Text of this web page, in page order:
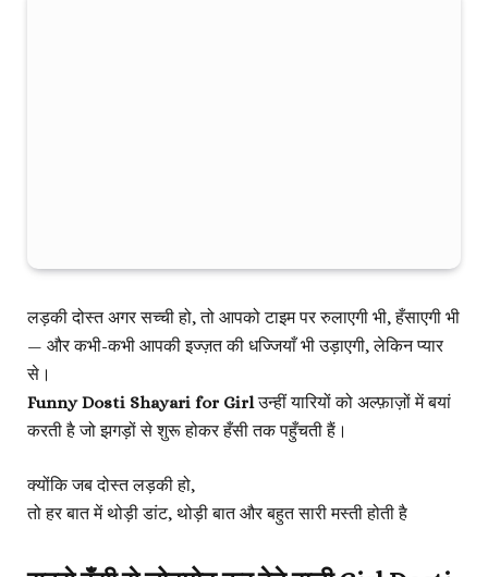
लड़की दोस्त अगर सच्ची हो,तो आपको टाइम पर रुलाएगी भी, हँसाएगी भी
— और कभी-कभी आपकी इज्ज़त की धज्जियाँ भी उड़ाएगी, लेकिन प्यार
से।
Funny Dosti Shayari for Girlउन्हीं यारियों को अल्फ़ाज़ों में बयां
करती है जो झगड़ों से शुरू होकर हँसी तक पहुँचती हैं।
क्योंकि जब दोस्त लड़की हो,
तो हर बात में थोड़ी डांट, थोड़ी बात और बहुत सारी मस्ती होती है